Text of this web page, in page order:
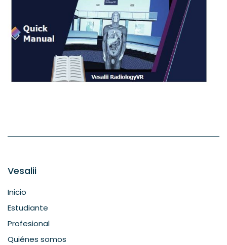
Vesalii
Inicio
Estudiante
Profesional
Quiénes somos